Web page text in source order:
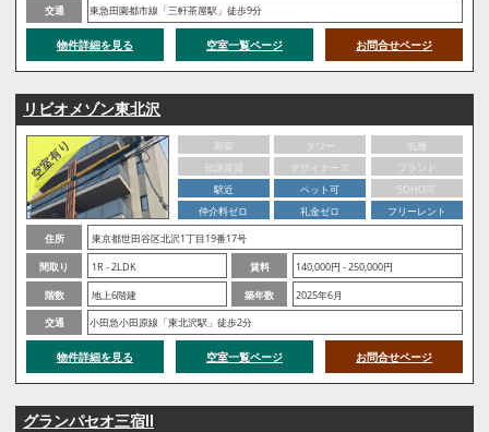
交通
東急田園都市線「三軒茶屋駅」徒歩9分
物件詳細を見る 空室一覧ページ お問合せページ
リビオメゾン東北沢
新築 タワー
低層
分譲賃貸
デザイナーズ
ブランド
駅近
ペット可
SOHO可
仲介料ゼロ
礼金ゼロ
フリーレント
住所
東京都世田谷区北沢1丁目19番17号
間取り
1R - 2LDK 賃料
140,000円 - 250,000円
階数
地上6階建 築年数
2025年6月
交通
小田急小田原線「東北沢駅」徒歩2分
物件詳細を見る 空室一覧ページ お問合せページ
グランパセオ三宿Ⅱ